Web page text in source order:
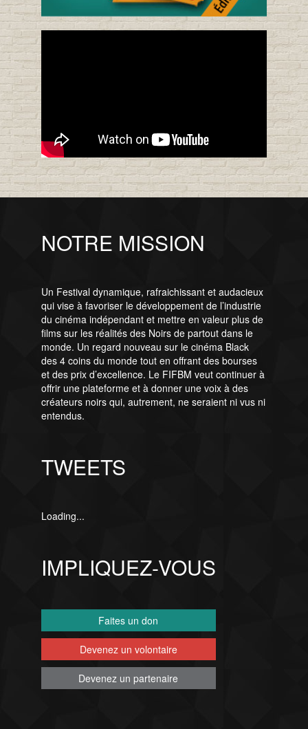
NOTRE MISSION
Un Festival dynamique, rafraichissant et audacieux
qui vise à favoriser le développement de l’industrie
du cinéma indépendant et mettre en valeur plus de
films sur les réalités des Noirs de partout dans le
monde. Un regard nouveau sur le cinéma Black
des 4 coins du monde tout en offrant des bourses
et des prix d’excellence. Le FIFBM veut continuer à
offrir une plateforme et à donner une voix à des
créateurs noirs qui, autrement, ne seraient ni vus ni
entendus.
TWEETS
Loading...
IMPLIQUEZ-VOUS
Faites un don
Devenez un volontaire
Devenez un partenaire